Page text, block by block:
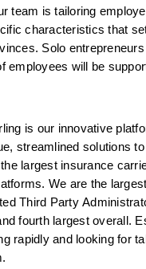
team is tailoring
characteristics that
Solo entrepreneurs
employees will be
is our innovative
streamlined solutions to
largest insurance
We are the
Third Party
fourth largest overall.
rapidly and looking for